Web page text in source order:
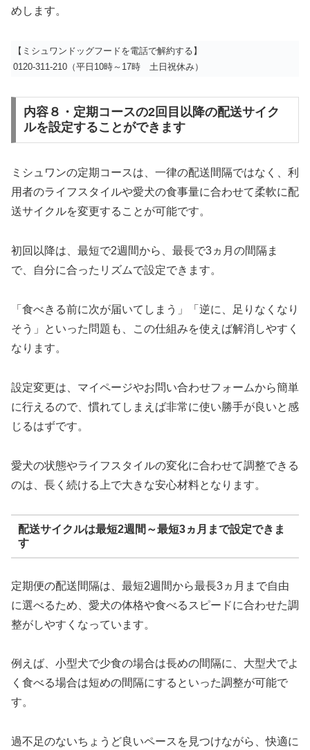
めします。
【ミシュワンドッグフードを電話で解約する】
0120-311-210（平日10時～17時 土日祝休み）
内容８・定期コースの2回目以降の配送サイク
ルを設定することができます
ミシュワンの定期コースは、一律の配送間隔ではなく、利
用者のライフスタイルや愛犬の食事量に合わせて柔軟に配
送サイクルを変更することが可能です。
初回以降は、最短で2週間から、最長で3ヵ月の間隔ま
で、自分に合ったリズムで設定できます。
「食べきる前に次が届いてしまう」「逆に、足りなくなり
そう」といった問題も、この仕組みを使えば解消しやすく
なります。
設定変更は、マイページやお問い合わせフォームから簡単
に行えるので、慣れてしまえば非常に使い勝手が良いと感
じるはずです。
愛犬の状態やライフスタイルの変化に合わせて調整できる
のは、長く続ける上で大きな安心材料となります。
配送サイクルは最短2週間～最短3ヵ月まで設定できま
す
定期便の配送間隔は、最短2週間から最長3ヵ月まで自由
に選べるため、愛犬の体格や食べるスピードに合わせた調
整がしやすくなっています。
例えば、小型犬で少食の場合は長めの間隔に、大型犬でよ
く食べる場合は短めの間隔にするといった調整が可能で
す。
過不足のないちょうど良いペースを見つけながら、快適に